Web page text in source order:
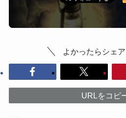
よかったらシェア
URLをコピ